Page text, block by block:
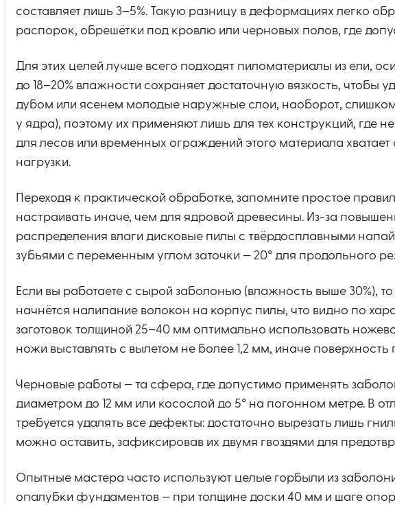
составляет лишь 3–5%. Такую разницу в деформациях легко
распорок, обрешётки под кровлю или черновых полов, где
Для этих целей лучше всего подходят пиломатериалы из ели,
до 18–20% влажности сохраняет достаточную вязкость, чтобы
дубом или ясенем молодые наружные слои, наоборот,
у ядра), поэтому их применяют лишь для тех конструкций, где
для лесов или временных ограждений этого материала хватает
нагрузки.
Переходя к практической обработке, запомните простое
настраивать иначе, чем для ядровой древесины. Из-за
распределения влаги дисковые пилы с твёрдосплавными
зубьями с переменным углом заточки — 20° для продольного
Если вы работаете с сырой заболонью (влажность выше 30%),
начнётся налипание волокон на корпус пилы, что видно по
заготовок толщиной 25–40 мм оптимально использовать
ножи выставлять с вылетом не более 1,2 мм, иначе поверхность
Черновые работы — та сфера, где допустимо применять
диаметром до 12 мм или косослой до 5° на погонном метре. В
требуется удалять все дефекты: достаточно вырезать лишь
можно оставить, зафиксировав их двумя гвоздями для
Опытные мастера часто используют целые горбыли из
опалубки фундаментов — при толщине доски 40 мм и шаге